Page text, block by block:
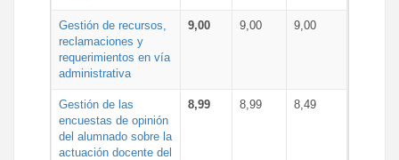
Gestión de recursos,
reclamaciones y
requerimientos en vía
administrativa
9,00 9,00 9,00
Gestión de las
encuestas de opinión
del alumnado sobre la
actuación docente del
8,99 8,99 8,49